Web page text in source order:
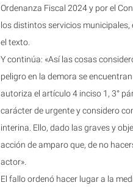
Ordenanza Fiscal 2024 y por el
los distintos servicios
el texto.
Y continúa: «Así las cosas
peligro en la demora se
autoriza el artículo 4 inciso 1, 3°
carácter de urgente y considero
interina. Ello, dado las graves y
acción de amparo que, de no
actor».
El fallo ordenó hacer lugar a la